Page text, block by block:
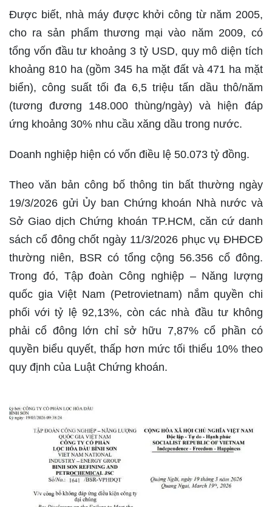
Được biết, nhà máy được khởi công từ năm 2005,
cho ra sản phẩm thương mại vào năm 2009, có
tổng vốn đầu tư khoảng 3 tỷ USD, quy mô diện tích
khoảng 810 ha (gồm 345 ha mặt đất và 471 ha mặt
biển), công suất tối đa 6,5 triệu tấn dầu thô/năm
(tương đương 148.000 thùng/ngày) và hiện đáp
ứng khoảng 30% nhu cầu xăng dầu trong nước.
Doanh nghiệp hiện có vốn điều lệ 50.073 tỷ đồng.
Theo văn bản công bố thông tin bất thường ngày
19/3/2026 gửi Ủy ban Chứng khoán Nhà nước và
Sở Giao dịch Chứng khoán TP.HCM, căn cứ danh
sách cổ đông chốt ngày 11/3/2026 phục vụ ĐHĐCĐ
thường niên, BSR có tổng cộng 56.356 cổ đông.
Trong đó, Tập đoàn Công nghiệp – Năng lượng
quốc gia Việt Nam (Petrovietnam) nắm quyền chi
phối với tỷ lệ 92,13%, còn các nhà đầu tư không
phải cổ đông lớn chỉ sở hữu 7,87% cổ phần có
quyền biểu quyết, thấp hơn mức tối thiểu 10% theo
quy định của Luật Chứng khoán.